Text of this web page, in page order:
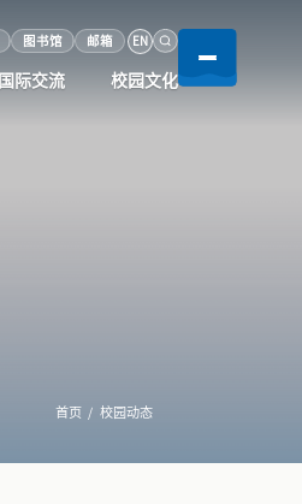
图书馆 邮箱 EN
国际交流 校园文化
首页 校园动态